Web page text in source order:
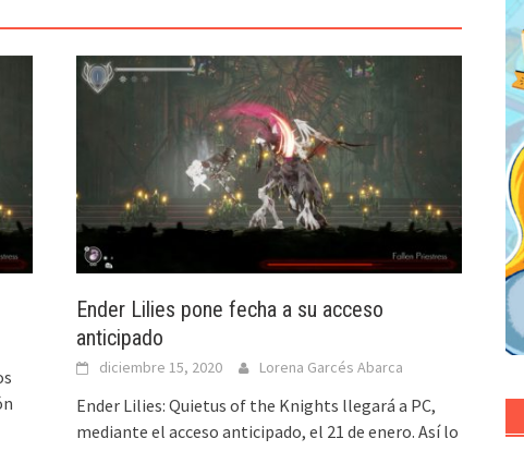
Ender Lilies pone fecha a su acceso
anticipado
diciembre 15, 2020 Lorena Garcés Abarca
Ender Lilies: Quietus of the Knights llegará a PC,
mediante el acceso anticipado, el 21 de enero. Así lo